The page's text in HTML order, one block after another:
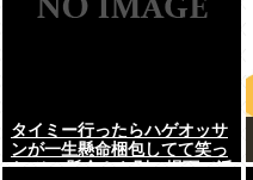
タイミー行ったらハゲオッサ
ンが一生懸命梱包してて笑っ
た その懸命さを別の場面で活